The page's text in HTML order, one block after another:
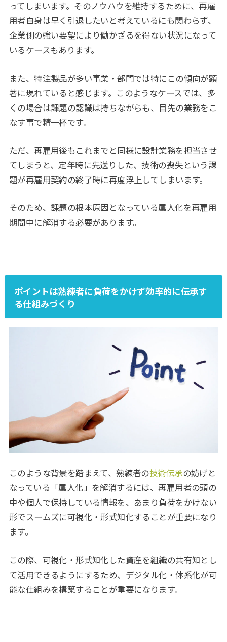
ってしまいます。そのノウハウを維持するために、再雇
用者自身は早く引退したいと考えているにも関わらず、
企業側の強い要望により働かざるを得ない状況になって
いるケースもあります。
また、特注製品が多い事業・部門では特にこの傾向が顕
著に現れていると感じます。このようなケースでは、多
くの場合は課題の認識は持ちながらも、目先の業務をこ
なす事で精一杯です。
ただ、再雇用後もこれまでと同様に設計業務を担当させ
てしまうと、定年時に先送りした、技術の喪失という課
題が再雇用契約の終了時に再度浮上してしまいます。
そのため、課題の根本原因となっている属人化を再雇用
期間中に解消する必要があります。
ポイントは熟練者に負荷をかけず効率的に伝承す
る仕組みづくり
このような背景を踏まえて、熟練者の技術伝承の妨げと
なっている「属人化」を解消するには、再雇用者の頭の
中や個人で保持している情報を、あまり負荷をかけない
形でスームズに可視化・形式知化することが重要になり
ます。
この際、可視化・形式知化した資産を組織の共有知とし
て活用できるようにするため、デジタル化・体系化が可
能な仕組みを構築することが重要になります。